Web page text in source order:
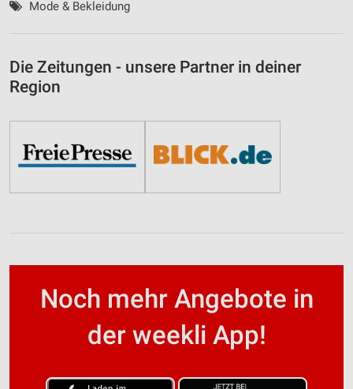
Mode & Bekleidung
Die Zeitungen - unsere Partner in deiner
Region
Noch mehr Angebote in
der weekli App!